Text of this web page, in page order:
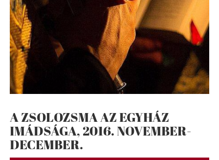
A ZSOLOZSMA AZ EGYHÁZ
IMÁDSÁGA, 2016. NOVEMBER-
DECEMBER.